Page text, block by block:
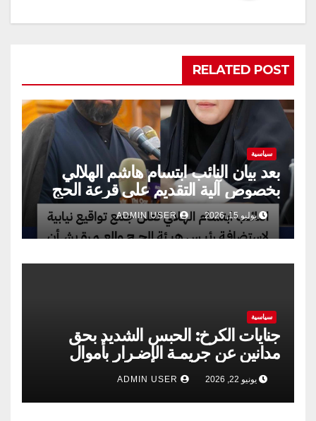
RELATED POST
سياسية
بعد بيان النائب ابتسام هاشم الهلالي
بخصوص آلية التقديم على قرعة الحج
يوليو 15, 2026 ADMIN USER
سياسية
جنايات الكرخ: الحبس الشديد بحق
مدانين عن جريمـة الإضـرار بأموال
الشركة العامة لتجارة الحبوب
يونيو 22, 2026